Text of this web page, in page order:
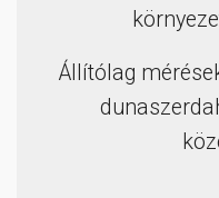
Állítólag